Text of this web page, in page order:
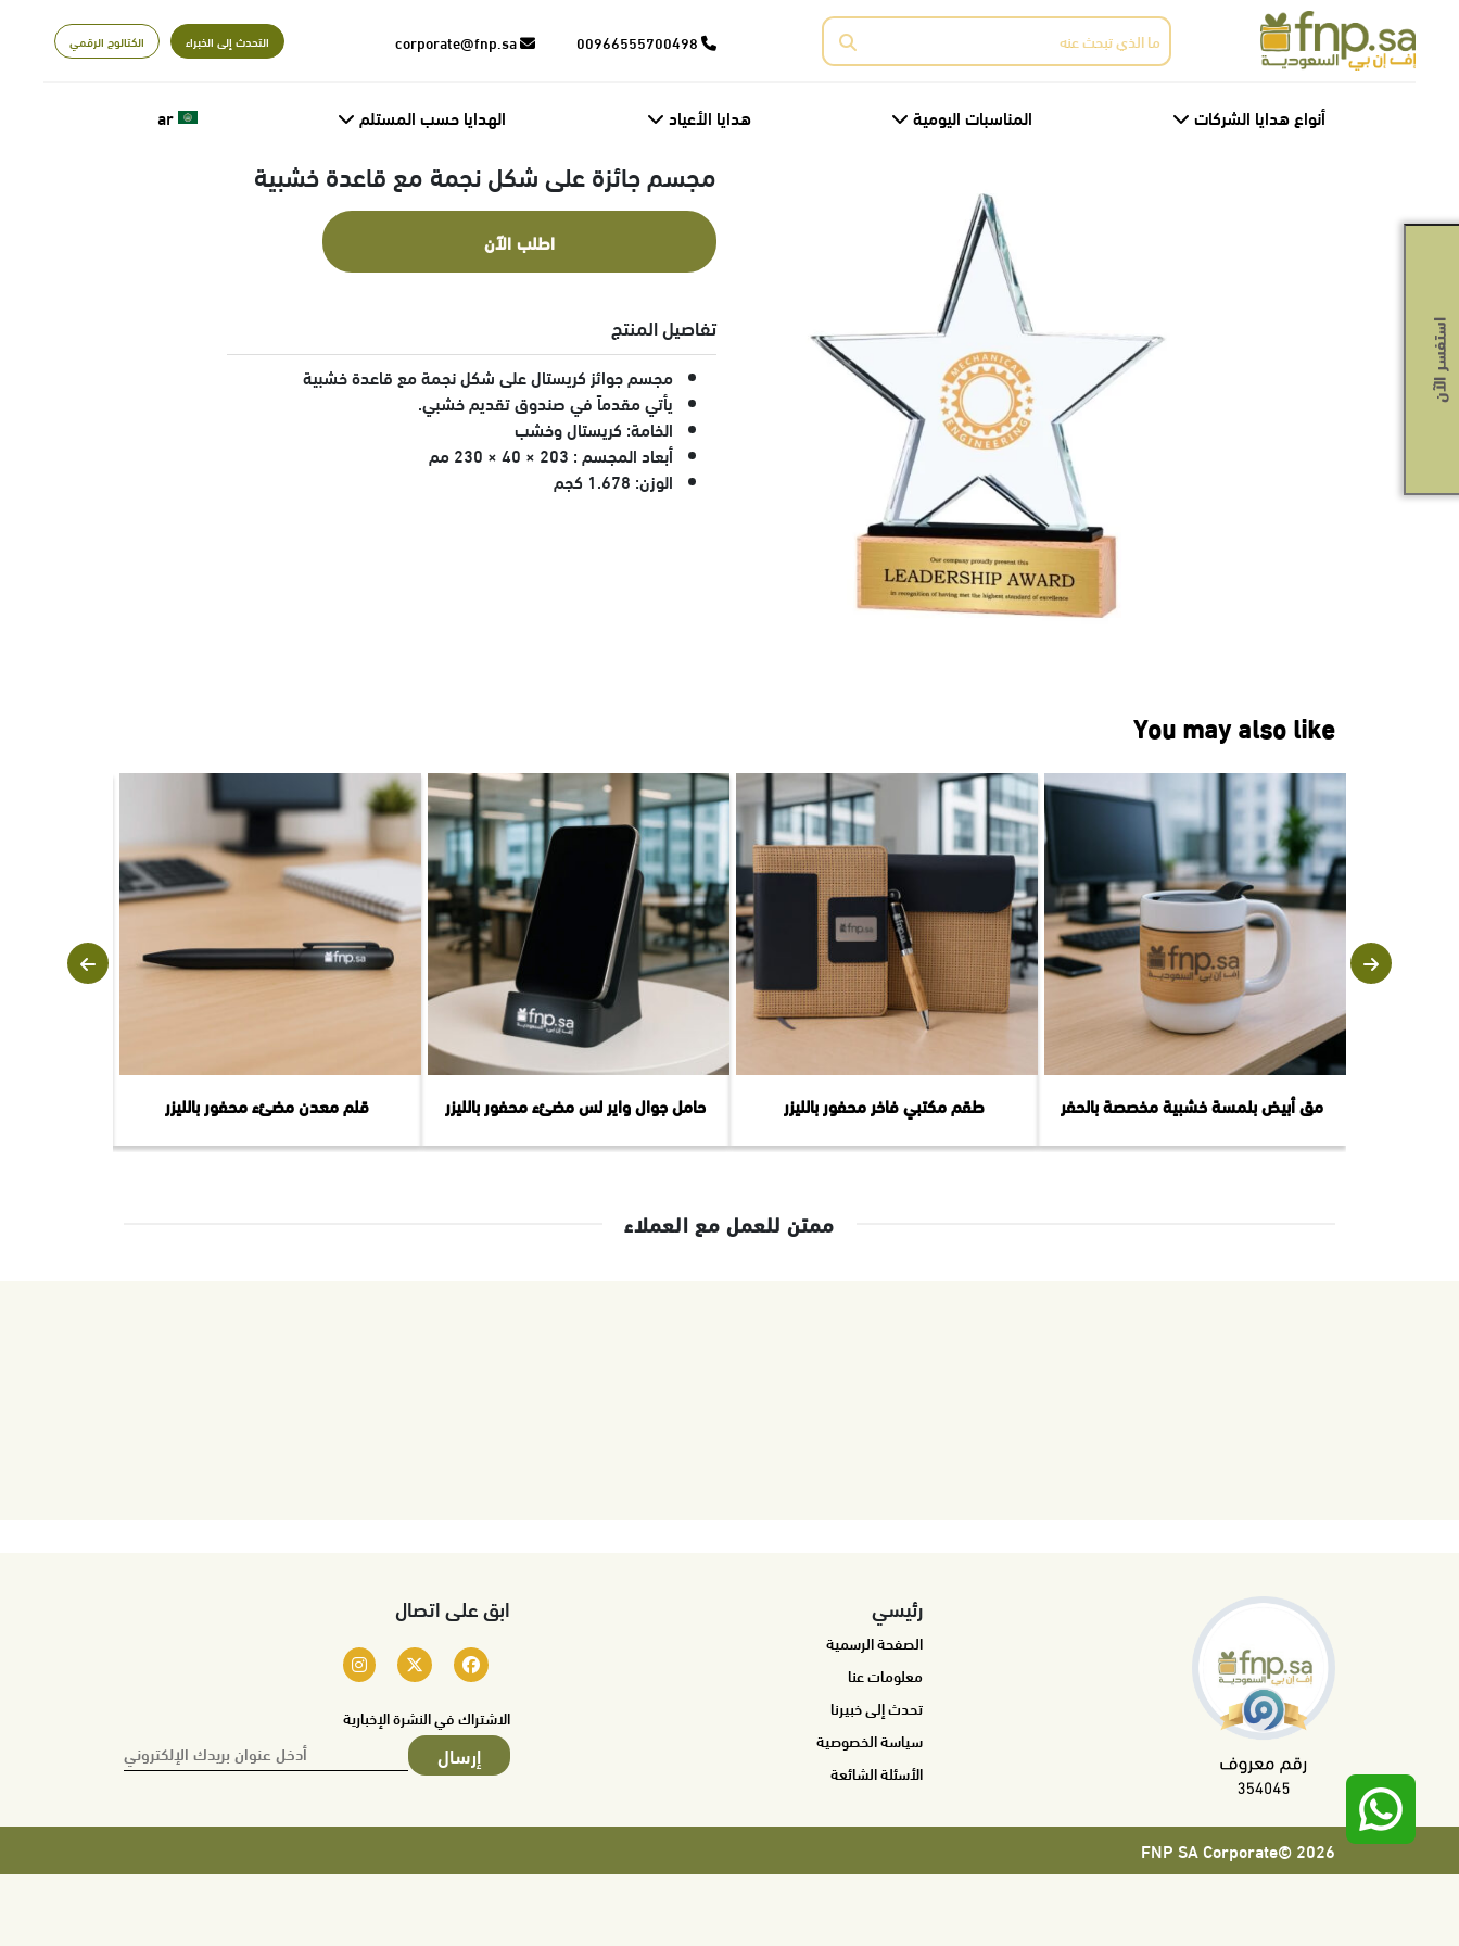
استفسر الآن
البحث
عن:
التحدث إلى الخبراء الكتالوج الرقمي
أنواع هدايا الشركات المناسبات اليومية هدايا الأعياد الهدايا حسب المستلم ar
مجسم جائزة على شكل نجمة مع قاعدة خشبية
اطلب الآن
تفاصيل المنتج
مجسم جوائز كريستال على شكل نجمة مع قاعدة خشبية
يأتي مقدماً في صندوق تقديم خشبي.
الخامة: كريستال وخشب
أبعاد المجسم : 203 × 40 × 230 مم
الوزن: 1.678 كجم
You may also like
مق أبيض بلمسة خشبية مخصصة بالحفر طقم مكتبي فاخر محفور بالليزر حامل جوال واير لس مضئء محفور بالليزر قلم معدن مضئء محفور بالليزر
ممتن للعمل مع العملاء
رئيسي
الصفحة الرسمية
معلومات عنا
تحدث إلى خبيرنا
سياسة الخصوصية
الأسئلة الشائعة
ابق على اتصال
الاشتراك في النشرة الإخبارية
2026 ©FNP SA Corporate